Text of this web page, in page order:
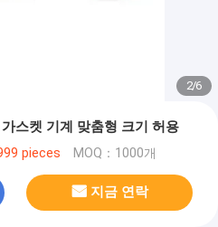
2/6
스켓 기계 맞춤형 크기 허용
pieces MOQ：1000개
지금 연락